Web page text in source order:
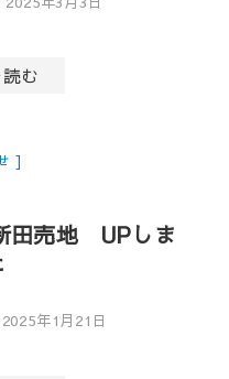
む
田売地 UPしま
2025年1月21日